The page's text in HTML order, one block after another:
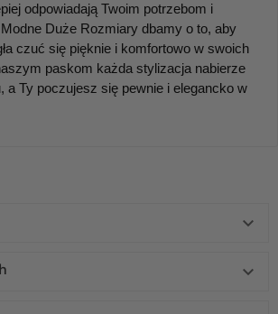
odpowiadają Twoim potrzebom i
Duże Rozmiary dbamy o to, aby
czuć się pięknie i komfortowo w swoich
paskom każda stylizacja nabierze
a Ty poczujesz się pewnie i elegancko w

